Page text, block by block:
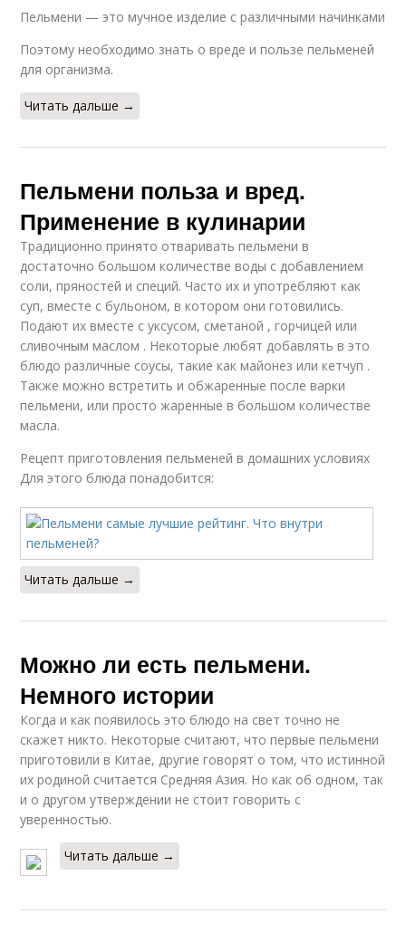
Пельмени — это мучное изделие с различными начинками
Поэтому необходимо знать о вреде и пользе пельменей
для организма.
Читать дальше →
Пельмени польза и вред.
Применение в кулинарии
Традиционно принято отваривать пельмени в
достаточно большом количестве воды с добавлением
соли, пряностей и специй. Часто их и употребляют как
суп, вместе с бульоном, в котором они готовились.
Подают их вместе с уксусом, сметаной , горчицей или
сливочным маслом . Некоторые любят добавлять в это
блюдо различные соусы, такие как майонез или кетчуп .
Также можно встретить и обжаренные после варки
пельмени, или просто жаренные в большом количестве
масла.
Рецепт приготовления пельменей в домашних условиях
Для этого блюда понадобится:
Читать дальше →
Можно ли есть пельмени.
Немного истории
Когда и как появилось это блюдо на свет точно не
скажет никто. Некоторые считают, что первые пельмени
приготовили в Китае, другие говорят о том, что истинной
их родиной считается Средняя Азия. Но как об одном, так
и о другом утверждении не стоит говорить с
уверенностью.
Читать дальше →